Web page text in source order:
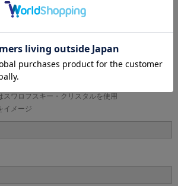
中央に寄せ、きれいな谷間をつくるプッシュアップ
わせたプリントレースを使用
を使用
スワロフスキー・クリスタルを使用
イメージ